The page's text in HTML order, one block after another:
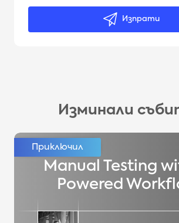
Изпрати
Изминали
Manual Testing
Powered